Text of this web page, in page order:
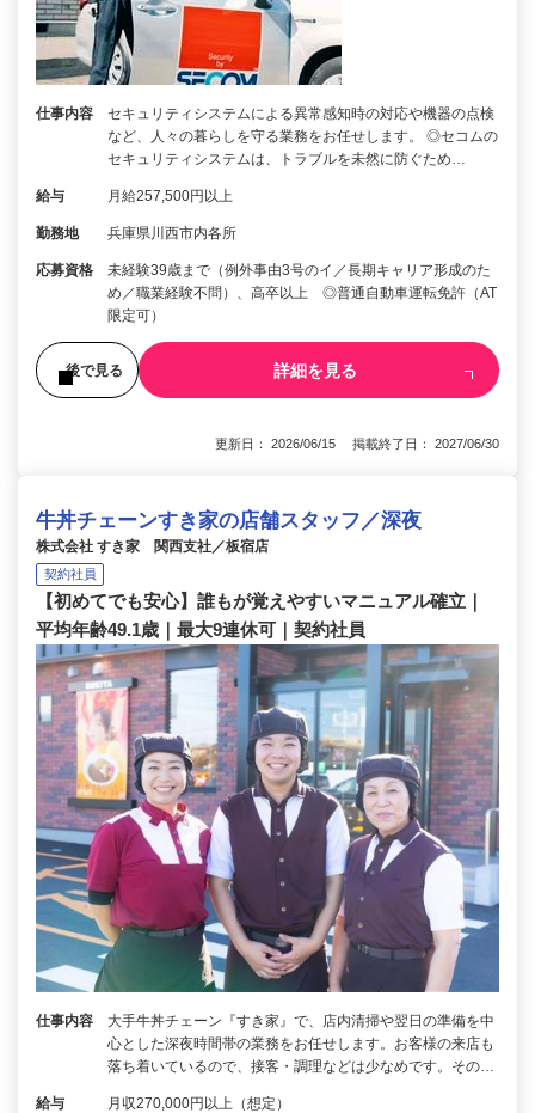
仕事内容
セキュリティシステムによる異常感知時の対応や機器の点検
など、人々の暮らしを守る業務をお任せします。 ◎セコムの
セキュリティシステムは、トラブルを未然に防ぐため…
給与 月給257,500円以上
勤務地 兵庫県川西市内各所
応募資格
未経験39歳まで（例外事由3号のイ／長期キャリア形成のた
め／職業経験不問）、高卒以上 ◎普通自動車運転免許（AT
限定可）
後で見る 詳細を見る
更新日： 2026/06/15 掲載終了日： 2027/06/30
牛丼チェーンすき家の店舗スタッフ／深夜
株式会社 すき家 関西支社／板宿店
契約社員
【初めてでも安心】誰もが覚えやすいマニュアル確立｜
平均年齢49.1歳｜最大9連休可｜契約社員
仕事内容
大手牛丼チェーン『すき家』で、店内清掃や翌日の準備を中
心とした深夜時間帯の業務をお任せします。お客様の来店も
落ち着いているので、接客・調理などは少なめです。その…
給与 月収270,000円以上（想定）